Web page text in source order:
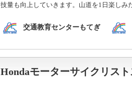
技量も向上していきます。山道を1日楽しみ
交通教育センターもてぎ
Hondaモーターサイクリス